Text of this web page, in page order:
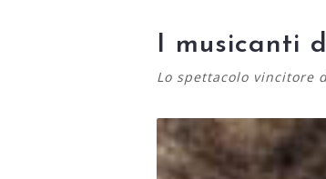
I musicanti
Lo spettacolo vincitore